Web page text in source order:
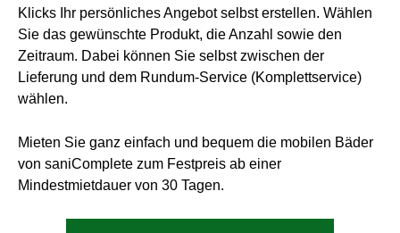
Klicks Ihr persönliches Angebot selbst erstellen. Wählen
Sie das gewünschte Produkt, die Anzahl sowie den
Zeitraum. Dabei können Sie selbst zwischen der
Lieferung und dem Rundum-Service (Komplettservice)
wählen.
Mieten Sie ganz einfach und bequem die mobilen Bäder
von saniComplete zum Festpreis ab einer
Mindestmietdauer von 30 Tagen.